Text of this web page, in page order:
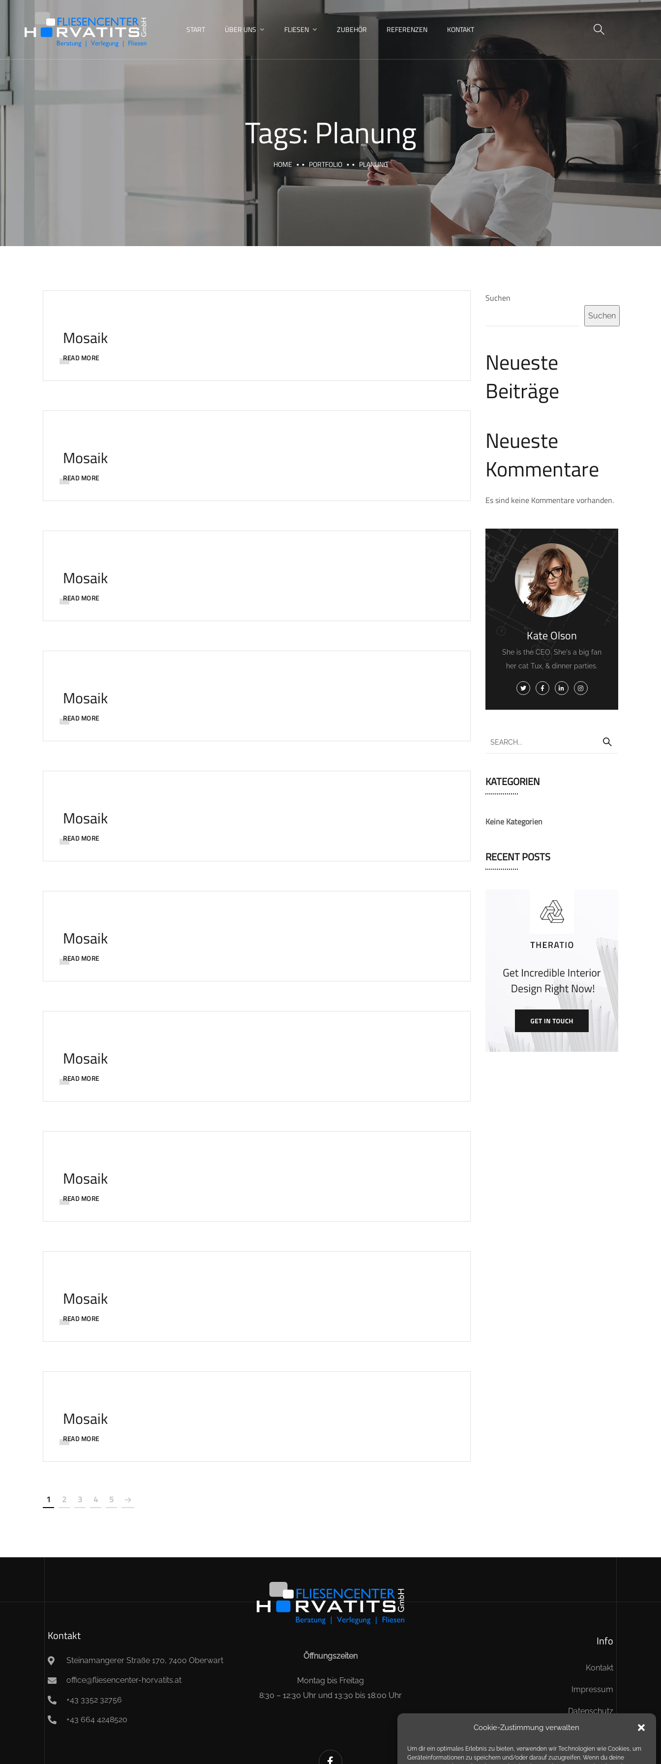
Cookie-Zustimmung verwalten
Um dir ein optimales Erlebnis zu bieten, verwenden wir Technologien wie Cookies, um
Geräteinformationen zu speichern und/oder darauf zuzugreifen. Wenn du deine
START ÜBER UNS FLIESEN ZUBEHÖR REFERENZEN KONTAKT
Tags: Planung
HOME PORTFOLIO PLANUNG
Mosaik
READ MORE
Mosaik
READ MORE
Mosaik
READ MORE
Mosaik
READ MORE
Mosaik
READ MORE
Mosaik
READ MORE
Mosaik
READ MORE
Mosaik
READ MORE
Mosaik
READ MORE
Mosaik
READ MORE
1 2 3 4 5
Suchen
Suchen
Neueste
Beiträge
Neueste
Kommentare
Es sind keine Kommentare vorhanden.
Kate Olson
She is the CEO. She's a big fan
her cat Tux, & dinner parties.
KATEGORIEN
Keine Kategorien
RECENT POSTS
Kontakt
Steinamangerer Straße 170, 7400 Oberwart
office@fliesencenter-horvatits.at
+43 3352 32756
+43 664 4248520
Öffnungszeiten
Montag bis Freitag
8:30 – 12:30 Uhr und 13:30 bis 18:00 Uhr
Info
Kontakt
Impressum
Datenschutz